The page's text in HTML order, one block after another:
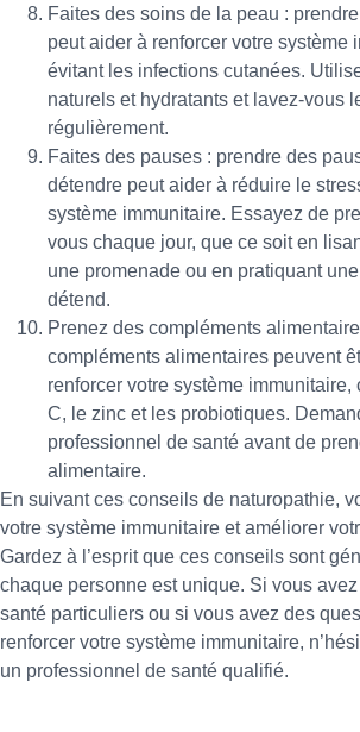
Faites des soins de la peau :
peut aider à renforcer votre système
évitant les infections cutanées.
naturels et hydratants et lavez-vous
régulièrement.
Faites des pauses : prendre des
détendre peut aider à réduire le
système immunitaire. Essayez de
vous chaque jour, que ce soit en
une promenade ou en pratiquant
détend.
Prenez des compléments
compléments alimentaires peuvent
renforcer votre système immunitaire,
C, le zinc et les probiotiques.
professionnel de santé avant de
alimentaire.
En suivant ces conseils de naturopathie,
votre système immunitaire et améliorer
Gardez à l’esprit que ces conseils sont
chaque personne est unique. Si vous
santé particuliers ou si vous avez des
renforcer votre système immunitaire,
un professionnel de santé qualifié.